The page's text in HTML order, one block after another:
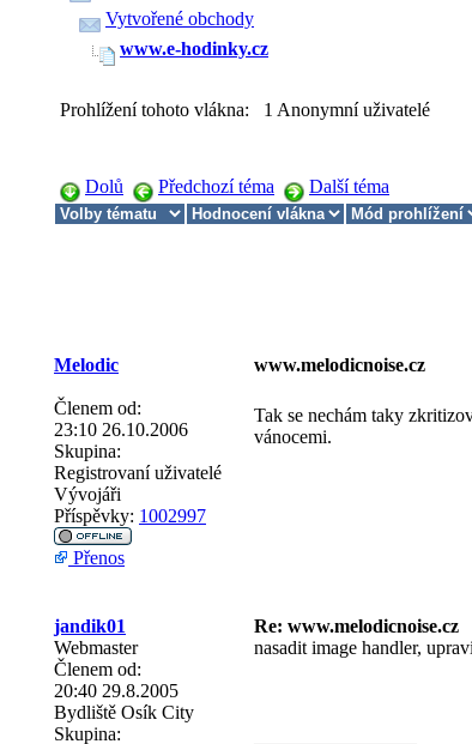
Vytvořené obchody
www.e-hodinky.cz
Prohlížení tohoto vlákna: 1 Anonymní uživatelé
Dolů Předchozí téma Další téma
Melodic www.melodicnoise.cz
Členem od:
23:10 26.10.2006
Skupina:
Registrovaní uživatelé
Vývojáři
Příspěvky: 1002997
Tak se nechám taky
vánocemi.
Přenos
jandik01 Re: www.melodicnoise.cz
Webmaster
Členem od:
20:40 29.8.2005
Bydliště Osík City
Skupina:
nasadit image handler,